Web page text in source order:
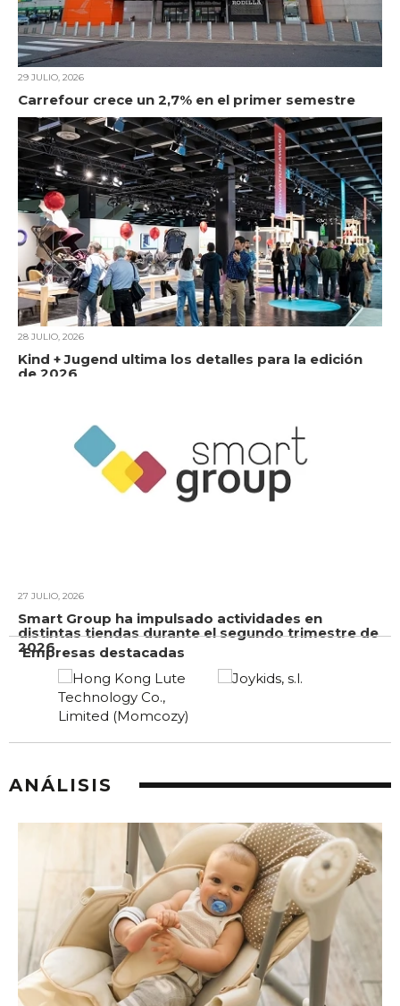
29 JULIO, 2026
Carrefour crece un 2,7% en el primer semestre
28 JULIO, 2026
Kind + Jugend ultima los detalles para la edición
de 2026
27 JULIO, 2026
Smart Group ha impulsado actividades en
distintas tiendas durante el segundo trimestre de
2026
Empresas destacadas
ANÁLISIS